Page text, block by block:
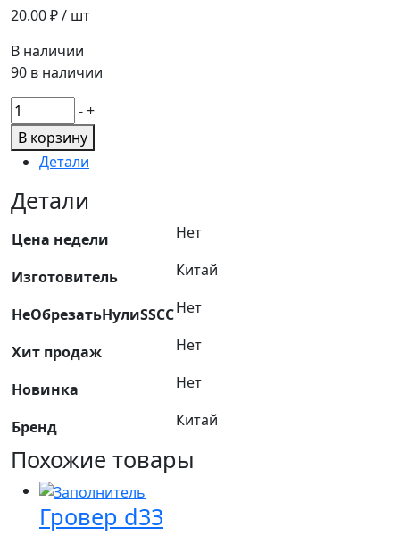
20.00₽ / шт
В наличии
90 в наличии
Количество
товара
Шайба
М12х18х1,5мм
металл
с
резиновой
(уплотнение
USIT222
/
-+
В корзину
Детали
Детали
Цена недели Нет
Изготовитель Китай
НеОбрезатьНулиSSCCНет
Хит продаж Нет
Новинка Нет
Бренд Китай
Похожие товары
Гровер d33